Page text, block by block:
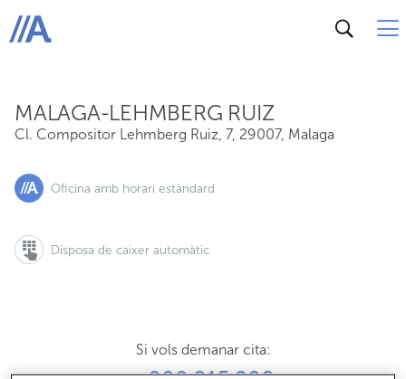
ABANCA
MALAGA-LEHMBERG RUIZ
Cl. Compositor Lehmberg Ruiz, 7, 29007, Malaga
Oficina amb horari estàndard
Disposa de caixer automàtic
Si vols demanar cita:
Cl. Compositor Lehmberg Ruiz, 7, 29007, Malaga